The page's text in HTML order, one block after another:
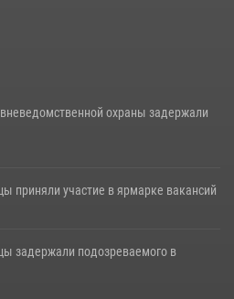
охраны задержали
приняли участие в ярмарке вакансий
задержали подозреваемого в